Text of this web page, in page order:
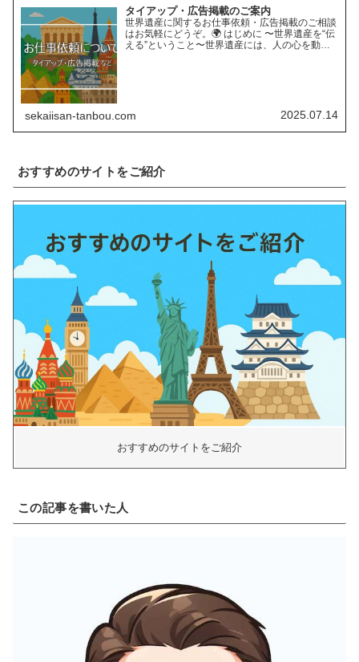
タイアップ・広告掲載のご案内
世界遺産に関するお仕事依頼・広告掲載のご相談
はお気軽にどうぞ。🌍 はじめに 〜世界遺産を“伝
える”ということ〜世界遺産には、人の心を動か
sekaiisan-tanbou.com 2025.07.14
おすすめのサイトをご紹介
おすすめのサイトをご紹介
この記事を書いた人